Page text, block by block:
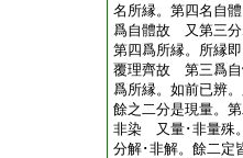
名所縁。第四名自
爲自體故 又第三分
第四爲所縁。所縁
覆理齊故 第三爲自
爲所縁。如前已辨
餘之二分是現量。
非染 又量･非量殊
分解･非解。餘二定